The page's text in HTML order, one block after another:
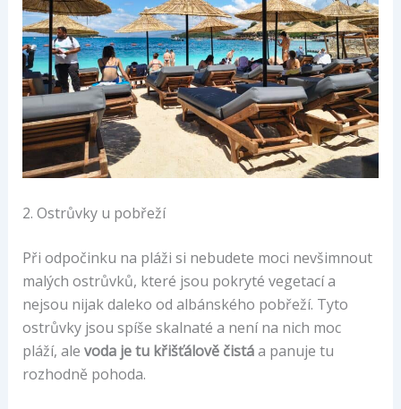
2. Ostrůvky u pobřeží
Při odpočinku na pláži si nebudete moci nevšimnout
malých ostrůvků, které jsou pokryté vegetací a
nejsou nijak daleko od albánského pobřeží. Tyto
ostrůvky jsou spíše skalnaté a není na nich moc
pláží, ale voda je tu křišťálově čistáa panuje tu
rozhodně pohoda.